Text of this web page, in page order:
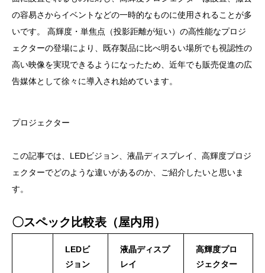
の容易さからイベントなどの一時的なものに使用されることが多
いです。 高輝度・単焦点（投影距離が短い）の高性能なプロジ
ェクターの登場により、既存製品に比べ明るい場所でも視認性の
高い映像を実現できるようになったため、近年でも販売促進の広
告媒体として徐々に導入され始めています。
プロジェクター
この記事では、LEDビジョン、液晶ディスプレイ、高輝度プロジ
ェクターでどのような違いがあるのか、ご紹介したいと思いま
す。
〇スペック比較表（屋内用）
LEDビ
ジョン
液晶ディスプ
レイ
高輝度プロ
ジェクター